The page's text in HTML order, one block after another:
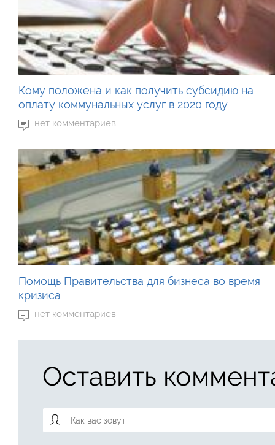
Кому положена и как получить субсидию на
оплату коммунальных услуг в 2020 году
нет комментариев
Помощь Правительства для бизнеса во время
кризиса
нет комментариев
Оставить